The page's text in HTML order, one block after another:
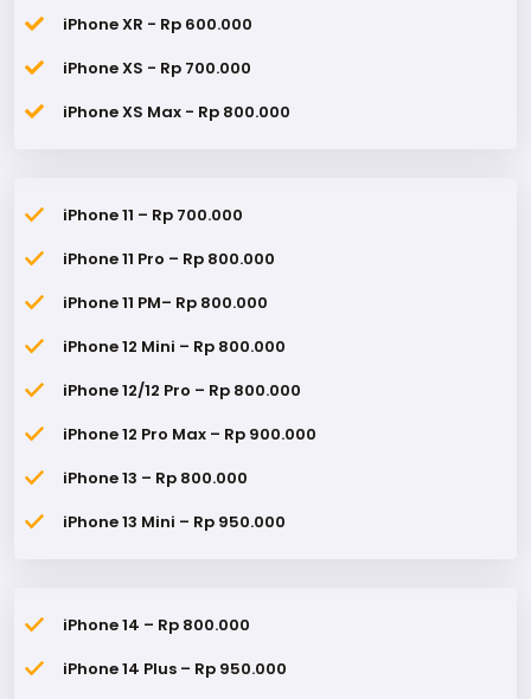
iPhone XR - Rp 600.000
iPhone XS - Rp 700.000
iPhone XS Max - Rp 800.000
iPhone 11 – Rp 700.000
iPhone 11 Pro – Rp 800.000
iPhone 11 PM– Rp 800.000
iPhone 12 Mini – Rp 800.000
iPhone 12/12 Pro – Rp 800.000
iPhone 12 Pro Max – Rp 900.000
iPhone 13 – Rp 800.000
iPhone 13 Mini – Rp 950.000
iPhone 14 – Rp 800.000
iPhone 14 Plus – Rp 950.000